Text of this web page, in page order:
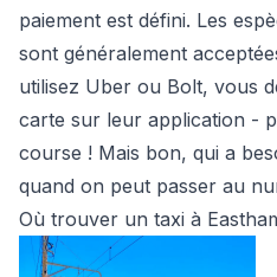
paiement est défini. Les
sont généralement
utilisez Uber ou Bolt, vous
carte sur leur application -
course ! Mais bon, qui a
quand on peut passer au
Où trouver un taxi à